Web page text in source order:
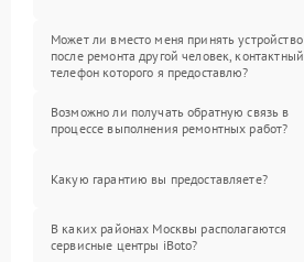
Может ли вместо меня принять устройство
после ремонта другой человек, контактный
телефон которого я предоставлю?
Возможно ли получать обратную связь в
процессе выполнения ремонтных работ?
Какую гарантию вы предоставляете?
В каких районах Москвы располагаются
сервисные центры iBoto?